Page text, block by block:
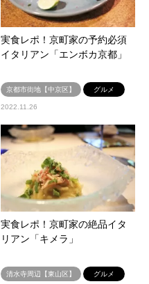
実食レポ！京町家の予約必須
イタリアン「エンボカ京都」
京都市街地【中京区】 グルメ
2022.11.26
実食レポ！京町家の絶品イタ
リアン「キメラ」
清水寺周辺【東山区】 グルメ